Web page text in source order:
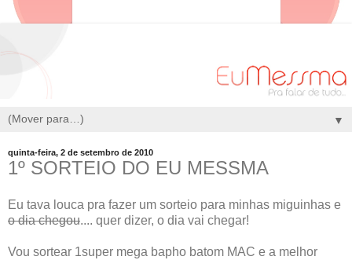
▼
quinta-feira, 2 de setembro de 2010
1º SORTEIO DO EU MESSMA
Eu tava louca pra fazer um sorteio para minhas miguinhas e
o dia chegou.... quer dizer, o dia vai chegar!
Vou sortear 1super mega bapho batom MAC e a melhor